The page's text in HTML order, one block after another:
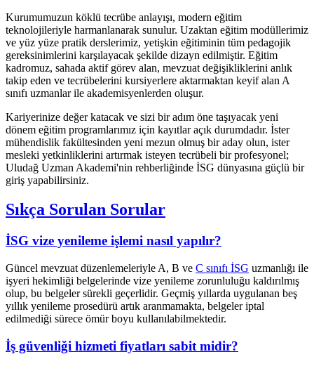
Kurumumuzun köklü tecrübe anlayışı, modern eğitim
teknolojileriyle harmanlanarak sunulur. Uzaktan eğitim modüllerimiz
ve yüz yüze pratik derslerimiz, yetişkin eğitiminin tüm pedagojik
gereksinimlerini karşılayacak şekilde dizayn edilmiştir. Eğitim
kadromuz, sahada aktif görev alan, mevzuat değişikliklerini anlık
takip eden ve tecrübelerini kursiyerlere aktarmaktan keyif alan A
sınıfı uzmanlar ile akademisyenlerden oluşur.
Kariyerinize değer katacak ve sizi bir adım öne taşıyacak yeni
dönem eğitim programlarımız için kayıtlar açık durumdadır. İster
mühendislik fakültesinden yeni mezun olmuş bir aday olun, ister
mesleki yetkinliklerini artırmak isteyen tecrübeli bir profesyonel;
Uludağ Uzman Akademi'nin rehberliğinde İSG dünyasına güçlü bir
giriş yapabilirsiniz.
Sıkça Sorulan Sorular
İSG vize yenileme işlemi nasıl yapılır?
Güncel mevzuat düzenlemeleriyle A, B ve C sınıfı İSG uzmanlığı ile
işyeri hekimliği belgelerinde vize yenileme zorunluluğu kaldırılmış
olup, bu belgeler sürekli geçerlidir. Geçmiş yıllarda uygulanan beş
yıllık yenileme prosedürü artık aranmamakta, belgeler iptal
edilmediği sürece ömür boyu kullanılabilmektedir.
İş güvenliği hizmeti fiyatları sabit midir?